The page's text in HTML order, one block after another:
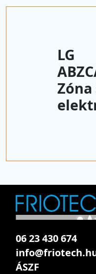
LG
Zóna
06 23 430 674
ÁSZF